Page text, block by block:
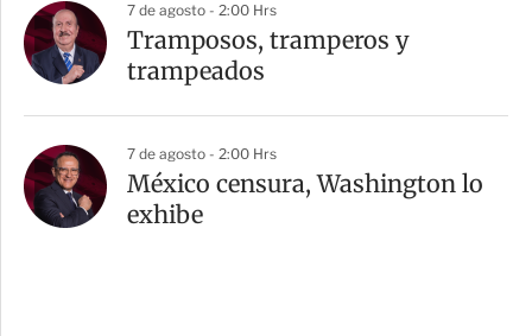
7 de agosto - 2:00 Hrs
Tramposos, tramperos y
trampeados
7 de agosto - 2:00 Hrs
México censura, Washington lo
exhibe